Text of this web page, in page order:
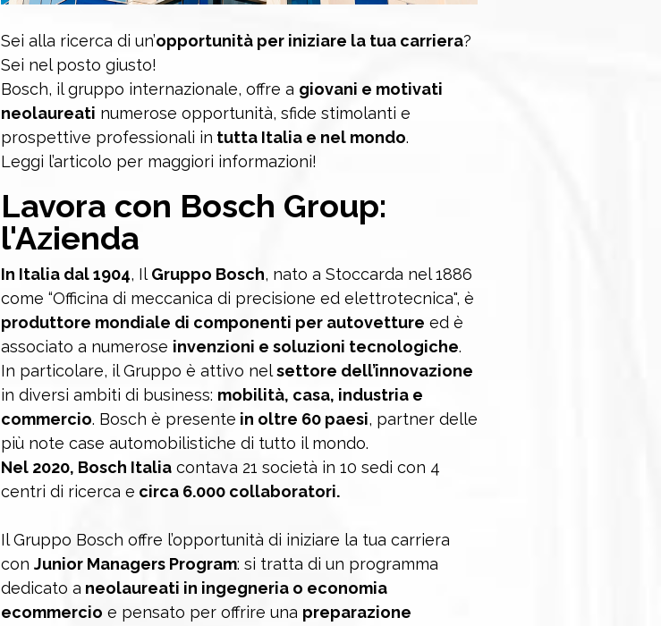
Sei alla ricerca di un’opportunità per iniziare la tua carriera?
Sei nel posto giusto!
Bosch, il gruppo internazionale, offre a giovani e motivati
neolaureati numerose opportunità, sfide stimolanti e
prospettive professionali in tutta Italia e nel mondo.
Leggi l’articolo per maggiori informazioni!
Lavora con Bosch Group:
l'Azienda
In Italia dal 1904, Il Gruppo Bosch, nato a Stoccarda nel 1886
come “Officina di meccanica di precisione ed elettrotecnica", è
produttore mondiale di componenti per autovetture ed è
associato a numerose invenzioni e soluzioni tecnologiche.
In particolare, il Gruppo è attivo nelsettore dell’innovazione
in diversi ambiti di business: mobilità, casa, industria e
commercio. Bosch è presente in oltre 60 paesi, partner delle
più note case automobilistiche di tutto il mondo.
Nel 2020, Bosch Italiacontava 21 società in 10 sedi con 4
centri di ricerca e circa 6.000 collaboratori.
Il Gruppo Bosch offre l’opportunità di iniziare la tua carriera
con Junior Managers Program: si tratta di un programma
dedicato a neolaureati in ingegneria o economia
ecommercio e pensato per offrire una preparazione